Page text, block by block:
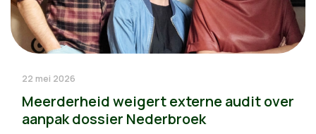
22 mei 2026
Meerderheid weigert externe audit over
aanpak dossier Nederbroek